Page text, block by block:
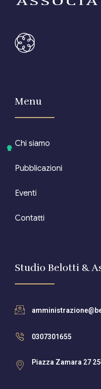
Menu
Chi siamo
Pubblicazioni
Eventi
Contatti
Studio Belotti &
0307301655
Piazza Zamara 27